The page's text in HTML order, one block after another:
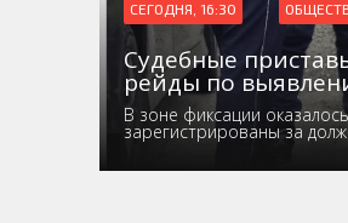
СЕГОДНЯ, 16:30
Судебные
рейды по
В зоне фиксации
зарегистрированы за